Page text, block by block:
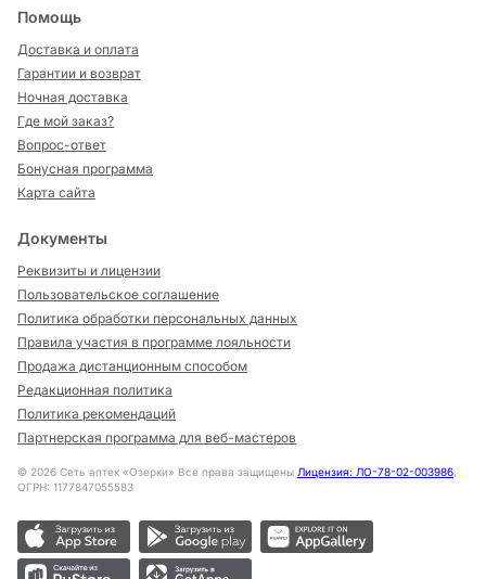
Помощь
Доставка и оплата
Гарантии и возврат
Ночная доставка
Где мой заказ?
Вопрос-ответ
Бонусная программа
Карта сайта
Документы
Реквизиты и лицензии
Пользовательское соглашение
Политика обработки персональных данных
Правила участия в программе лояльности
Продажа дистанционным способом
Редакционная политика
Политика рекомендаций
Партнерская программа для веб-мастеров
© 2026 Сеть аптек «Озерки» Все права защищены Лицензия: ЛО-78-02-003986,
ОГРН: 1177847055583